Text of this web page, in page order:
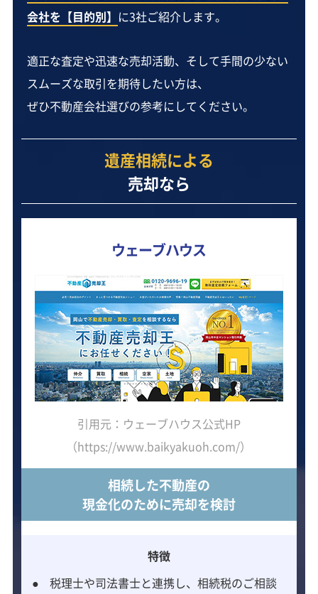
会社を【目的別】 に3社ご紹介します。
適正な査定や迅速な売却活動、そして手間の少ない
スムーズな取引を期待したい方は、
ぜひ不動産会社選びの参考にしてください。
遺産相続による
売却なら
ウェーブハウス
引用元：ウェーブハウス公式HP
（https://www.baikyakuoh.com/）
相続した不動産の
現金化のために売却を検討
特徴
税理士や司法書士と連携し、相続税のご相談